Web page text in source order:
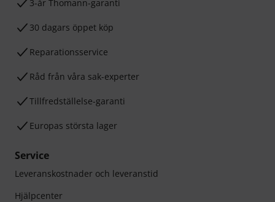
3-år Thomann-garanti
30 dagars öppet köp
Reparationsservice
Råd från våra sak-experter
Tillfredställelse-garanti
Europas största lager
Service
Leveranskostnader och leveranstid
Hjälpcenter